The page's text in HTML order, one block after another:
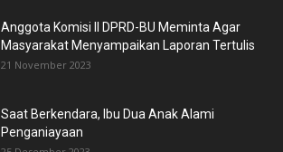
Anggota Komisi II DPRD-BU Meminta Agar
Masyarakat Menyampaikan Laporan Tertulis
21 November 2023
Saat Berkendara, Ibu Dua Anak Alami
Penganiayaan